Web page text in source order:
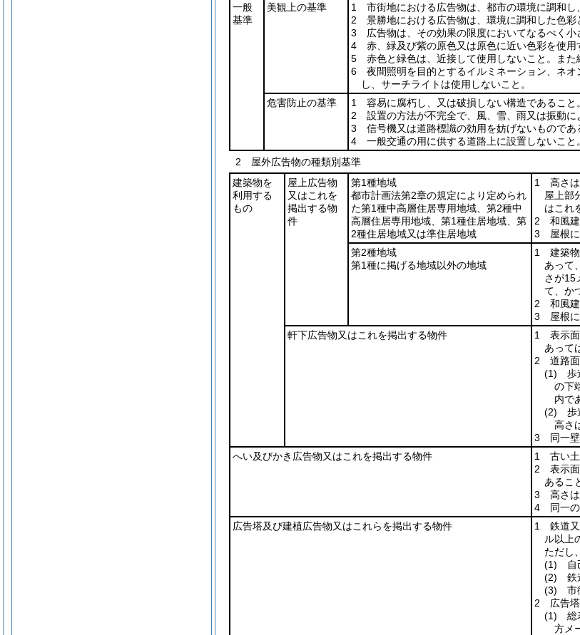
一般
基準
美観上の基準
1 市街地における広告物は、都市の環境に調和し
2 景勝地における広告物は、環境に調和した色彩
3 広告物は、その効果の限度においてなるべく小
4 赤、緑及び紫の原色又は原色に近い色彩を使用
5 赤色と緑色は、近接して使用しないこと。また
6 夜間照明を目的とするイルミネーション、ネオ
し、サーチライトは使用しないこと。
危害防止の基準
1 容易に腐朽し、又は破損しない構造であること。
2 設置の方法が不完全で、風、雪、雨又は振動に
3 信号機又は道路標識の効用を妨げないものであ
4 一般交通の用に供する道路上に設置しないこと。
2 屋外広告物の種類別基準
建築物を
利用する
もの
屋上広告物
又はこれを
掲出する物
件
第1種地域
都市計画法第2章の規定により定められ
た第1種中高層住居専用地域、第2種中
高層住居専用地域、第1種住居地域、第
2種住居地域又は準住居地域
1 高さは
屋上部
はこれ
2 和風建
3 屋根に
第2種地域
第1種に掲げる地域以外の地域
1 建築物
あって
さが15
て、か
2 和風建
3 屋根に
軒下広告物又はこれを掲出する物件
1 表示面
あって
2 道路面
(1) 歩
の下
内で
(2) 歩
高さ
3 同一壁
へい及びかき広告物又はこれを掲出する物件
1 古い土
2 表示面
あるこ
3 高さは
4 同一の
広告塔及び建植広告物又はこれらを掲出する物件
1 鉄道又
ル以上
ただし
(1) 自
(2) 鉄
(3) 市
2 広告塔
(1) 総
方メ